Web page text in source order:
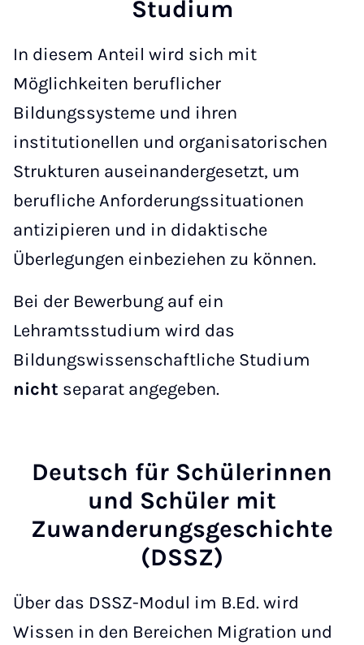
Studium
In diesem Anteil wird sich mit
Möglichkeiten beruflicher
Bildungssysteme und ihren
institutionellen und organisatorischen
Strukturen auseinandergesetzt, um
berufliche Anforderungssituationen
antizipieren und in didaktische
Überlegungen einbeziehen zu können.
Bei der Bewerbung auf ein
Lehramtsstudium wird das
Bildungswissenschaftliche Studium
nicht separat angegeben.
Deutsch für Schülerinnen
und Schüler mit
Zuwanderungsgeschichte
(DSSZ)
Über das DSSZ-Modul im B.Ed. wird
Wissen in den Bereichen Migration und